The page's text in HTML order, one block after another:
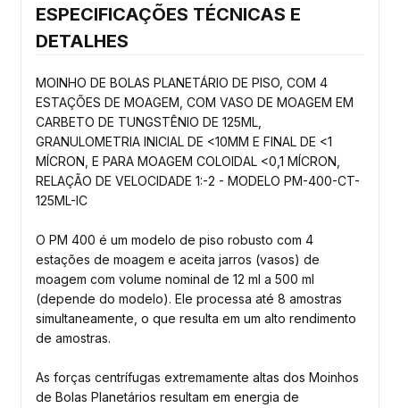
ESPECIFICAÇÕES TÉCNICAS E
DETALHES
MOINHO DE BOLAS PLANETÁRIO DE PISO, COM 4
ESTAÇÕES DE MOAGEM, COM VASO DE MOAGEM EM
CARBETO DE TUNGSTÊNIO DE 125ML,
GRANULOMETRIA INICIAL DE <10MM E FINAL DE <1
MÍCRON, E PARA MOAGEM COLOIDAL <0,1 MÍCRON,
RELAÇÃO DE VELOCIDADE 1:-2 - MODELO PM-400-CT-
125ML-IC
O PM 400 é um modelo de piso robusto com 4
estações de moagem e aceita jarros (vasos) de
moagem com volume nominal de 12 ml a 500 ml
(depende do modelo). Ele processa até 8 amostras
simultaneamente, o que resulta em um alto rendimento
de amostras.
As forças centrífugas extremamente altas dos Moinhos
de Bolas Planetários resultam em energia de